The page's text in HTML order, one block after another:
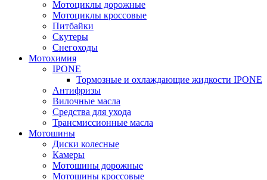
Мотоциклы дорожные
Мотоциклы кроссовые
Питбайки
Скутеры
Снегоходы
Мотохимия
IPONE
Тормозные и охлаждающие жидкости IPONE
Антифризы
Вилочные масла
Средства для ухода
Трансмиссионные масла
Мотошины
Диски колесные
Камеры
Мотошины дорожные
Мотошины кроссовые